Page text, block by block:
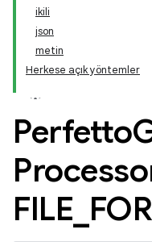
ikili
json
metin
Herkese açık yöntemler
Perfetto
FILE